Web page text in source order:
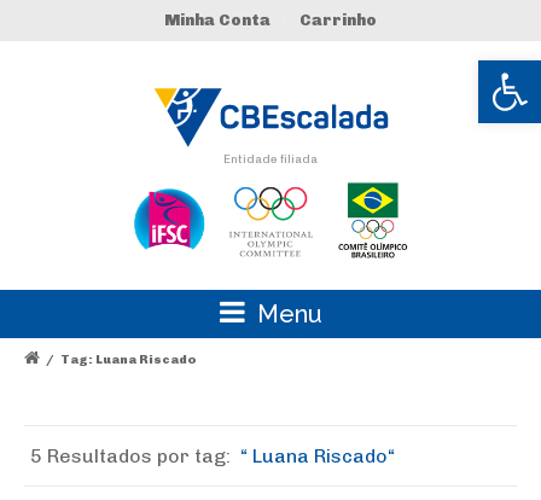
Abrir
Minha Conta Carrinho
Entidade filiada
Menu
/ Tag: Luana Riscado
5 Resultados por tag: Luana Riscado